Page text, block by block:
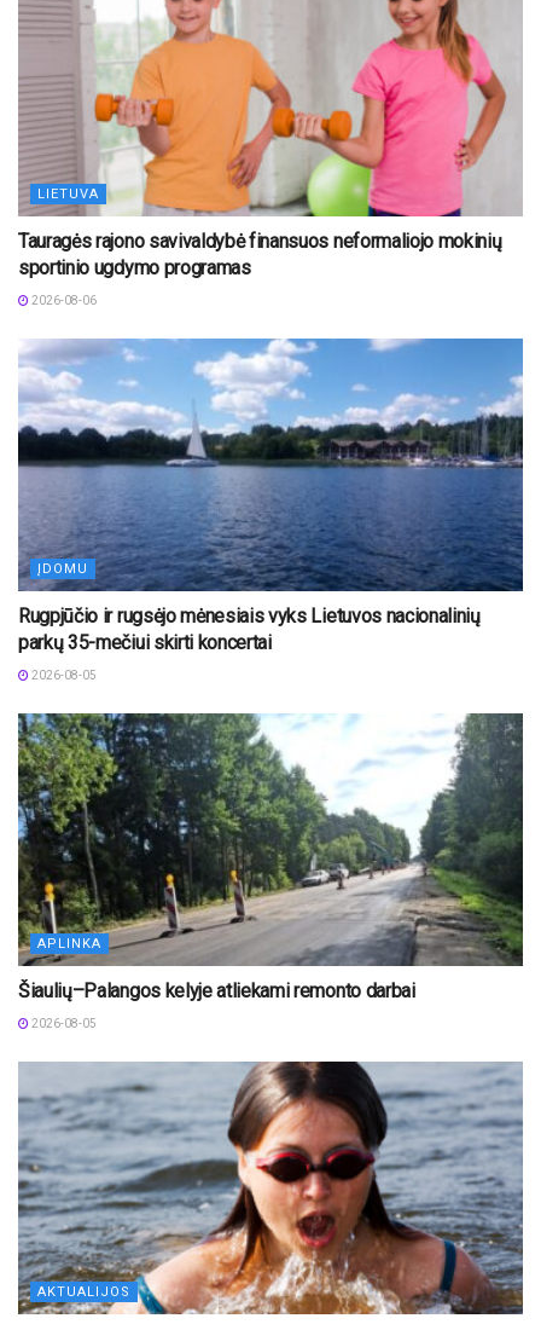
LIETUVA
Tauragės rajono savivaldybė finansuos neformaliojo mokinių
sportinio ugdymo programas
2026-08-06
ĮDOMU
Rugpjūčio ir rugsėjo mėnesiais vyks Lietuvos nacionalinių
parkų 35-mečiui skirti koncertai
2026-08-05
APLINKA
Šiaulių–Palangos kelyje atliekami remonto darbai
2026-08-05
AKTUALIJOS